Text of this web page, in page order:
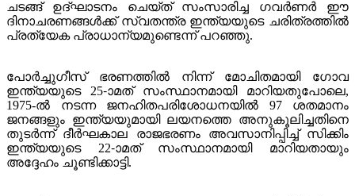
ചടങ്ങ് ഉദ്ഘാടനം ചെയ്ത് സംസാരിച്ച ഗവർണർ ഈ
ദിനാചരണങ്ങൾക്ക് സ്വതന്ത്ര ഇന്ത്യയുടെ ചരിത്രത്തിൽ
പ്രത്യേക പ്രാധാന്യമുണ്ടെന്ന് പറഞ്ഞു.
പോർച്ചുഗീസ് ഭരണത്തിൽ നിന്ന് മോചിതമായി ഗോവ
ഇന്ത്യയുടെ 25-ാമത് സംസ്ഥാനമായി മാറിയതുപോലെ,
1975-ൽ നടന്ന ജനഹിതപരിശോധനയിൽ 97 ശതമാനം
ജനങ്ങളും ഇന്ത്യയുമായി ലയനത്തെ അനുകൂലിച്ചതിനെ
തുടർന്ന് ദീർഘകാല രാജഭരണം അവസാനിപ്പിച്ച് സിക്കിം
ഇന്ത്യയുടെ 22-ാമത് സംസ്ഥാനമായി മാറിയതായും
അദ്ദേഹം ചൂണ്ടിക്കാട്ടി.